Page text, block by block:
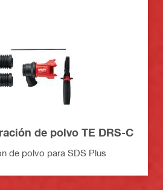
de polvo TE DRS-C
de polvo para SDS Plus